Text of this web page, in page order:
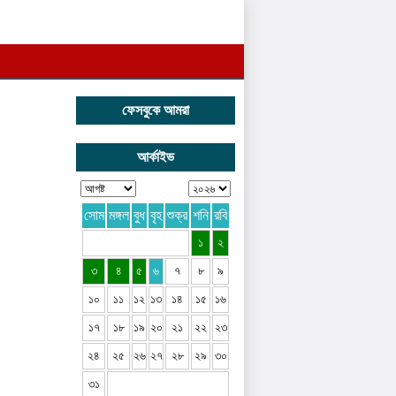
ফেসবুকে আমরা
আর্কাইভ
সোম মঙ্গল বুধ বৃহ শুক্র শনি রবি
১ ২
৩ ৪ ৫ ৬ ৭ ৮ ৯
১০ ১১ ১২ ১৩ ১৪ ১৫ ১৬
১৭ ১৮ ১৯ ২০ ২১ ২২ ২৩
২৪ ২৫ ২৬ ২৭ ২৮ ২৯ ৩০
৩১